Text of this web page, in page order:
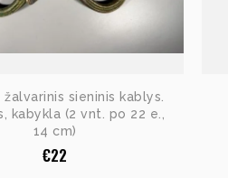
žalvarinis sieninis kablys.
kabykla (2 vnt. po 22 e.,
14 cm)
€22